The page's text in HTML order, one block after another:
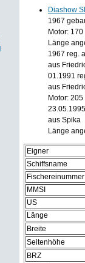
Diashow
1967
Motor:
Länge
1967 reg.
aus
01.1991
aus
Motor:
aus Spika
Länge
Eigner
Schiffsname
Fischereinummer
MMSI
US
Länge
Breite
Seitenhöhe
BRZ